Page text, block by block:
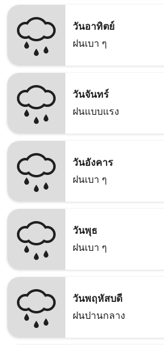
วันอาทิตย์
ฝนเบา ๆ
วันจันทร์
ฝนแบบแรง
วันอังคาร
ฝนเบา ๆ
วันพุธ
ฝนเบา ๆ
วันพฤหัสบดี
ฝนปานกลาง